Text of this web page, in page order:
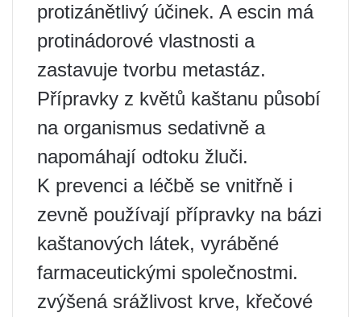
protizánětlivý účinek. A escin má
protinádorové vlastnosti a
zastavuje tvorbu metastáz.
Přípravky z květů kaštanu působí
na organismus sedativně a
napomáhají odtoku žluči.
K prevenci a léčbě se vnitřně i
zevně používají přípravky na bázi
kaštanových látek, vyráběné
farmaceutickými společnostmi.
zvýšená srážlivost krve, křečové